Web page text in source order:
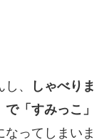
、
しゃべりま
「すみっこ」
なってしまいま